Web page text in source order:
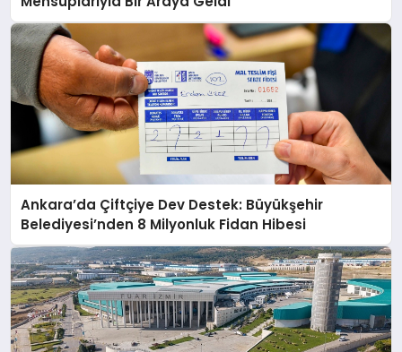
Ankara’da Çiftçiye Dev Destek: Büyükşehir
Belediyesi’nden 8 Milyonluk Fidan Hibesi